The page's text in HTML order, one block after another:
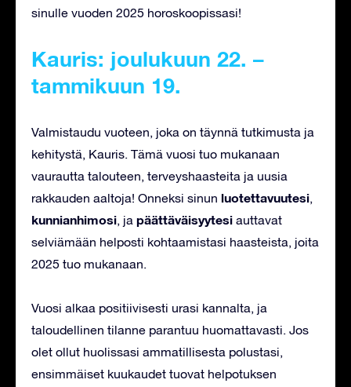
sinulle vuoden 2025 horoskoopissasi!
Kauris: joulukuun 22. –
tammikuun 19.
Valmistaudu vuoteen, joka on täynnä tutkimusta ja
kehitystä, Kauris. Tämä vuosi tuo mukanaan
vaurautta talouteen, terveyshaasteita ja uusia
rakkauden aaltoja! Onneksi sinun luotettavuutesi,
kunnianhimosi, ja päättäväisyytesi auttavat
selviämään helposti kohtaamistasi haasteista, joita
2025 tuo mukanaan.
Vuosi alkaa positiivisesti urasi kannalta, ja
taloudellinen tilanne parantuu huomattavasti. Jos
olet ollut huolissasi ammatillisesta polustasi,
ensimmäiset kuukaudet tuovat helpotuksen